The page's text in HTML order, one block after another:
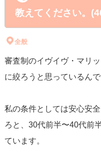
教えてください。
全般
審査制のイヴイヴ・マリ
に絞ろうと思っているんで
私の条件としては安心安
ろと、30代前半〜40代前
ています。